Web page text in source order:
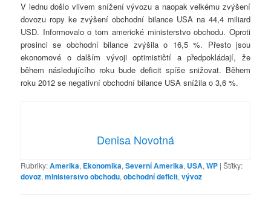
V lednu došlo vlivem snížení vývozu a naopak velkému zvýšení
dovozu ropy ke zvýšení obchodní bilance USA na 44,4 miliard
USD. Informovalo o tom americké ministerstvo obchodu. Oproti
prosinci se obchodní bilance zvýšila o 16,5 %. Přesto jsou
ekonomové o dalším vývoji optimističtí a předpokládají, že
během následujícího roku bude deficit spíše snižovat. Během
roku 2012 se negativní obchodní bilance USA snížila o 3,6 %.
Denisa Novotná
Rubriky:Amerika, Ekonomika,Severní Amerika, USA,WP |Štítky:
dovoz,ministerstvo obchodu,obchodní deficit,vývoz